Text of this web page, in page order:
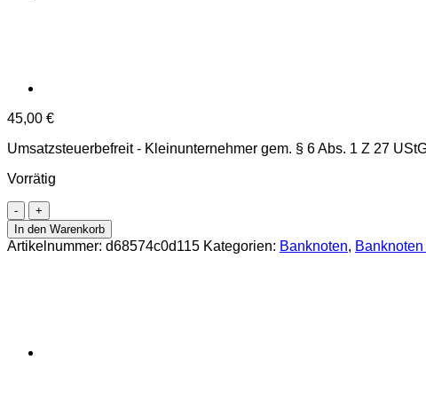
45,00 €
Umsatzsteuerbefreit - Kleinunternehmer gem. § 6 Abs. 1 Z 27
Vorrätig
Fiji
-
50
Dollars
UNC
In den Warenkorb
Artikelnummer: d68574c0d115 Kategorien: Banknoten,